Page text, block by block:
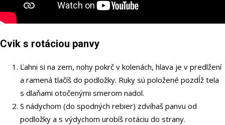
Cvik s rotáciou panvy
Ľahni si na zem, nohy pokrč v kolenách, hlava je v predlžení
a ramená tlačíš do podložky. Ruky sú položené pozdĺž tela
s dlaňami otočenými smerom nadol.
S nádychom (do spodných rebier) zdvíhaš panvu od
podložky a s výdychom urobíš rotáciu do strany.